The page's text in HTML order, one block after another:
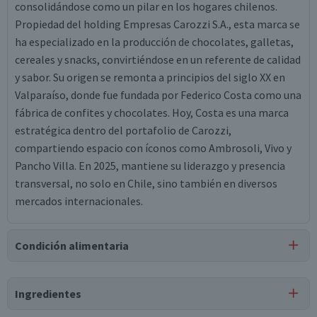
consolidándose como un pilar en los hogares chilenos.
Propiedad del holding Empresas Carozzi S.A., esta marca se
ha especializado en la producción de chocolates, galletas,
cereales y snacks, convirtiéndose en un referente de calidad
y sabor. Su origen se remonta a principios del siglo XX en
Valparaíso, donde fue fundada por Federico Costa como una
fábrica de confites y chocolates. Hoy, Costa es una marca
estratégica dentro del portafolio de Carozzi,
compartiendo espacio con íconos como Ambrosoli, Vivo y
Pancho Villa. En 2025, mantiene su liderazgo y presencia
transversal, no solo en Chile, sino también en diversos
mercados internacionales.
Condición alimentaria
Ingredientes